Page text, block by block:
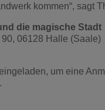
kommen“, sagt
die magische Stadt
06128 Halle (Saale)
um eine